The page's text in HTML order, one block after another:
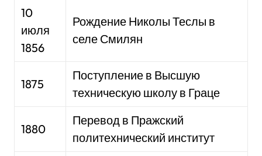
10
июля
1856
Рождение Николы Теслы в
селе Смилян
1875
Поступление в Высшую
техническую школу в Граце
1880
Перевод в Пражский
политехнический институт